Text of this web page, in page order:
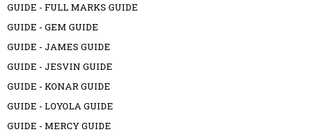
GUIDE - FULL MARKS GUIDE
GUIDE - GEM GUIDE
GUIDE - JAMES GUIDE
GUIDE - JESVIN GUIDE
GUIDE - KONAR GUIDE
GUIDE - LOYOLA GUIDE
GUIDE - MERCY GUIDE